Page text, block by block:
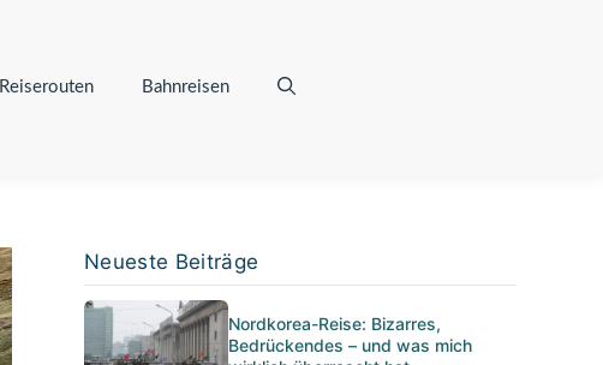
Reiserouten Bahnreisen
Neueste Beiträge
Nordkorea-Reise: Bizarres,
Bedrückendes – und was mich